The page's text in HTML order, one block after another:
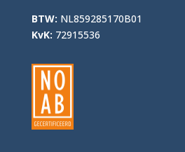
BTW: NL859285170B01
KvK: 72915536